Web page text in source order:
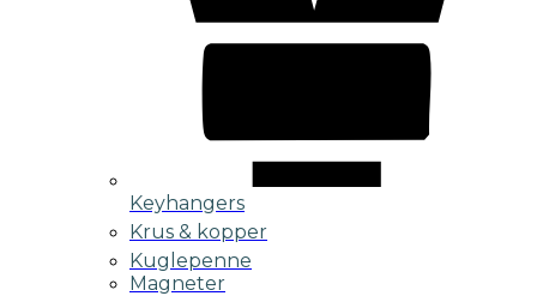
Keyhangers
Krus & kopper
Kuglepenne
Magneter